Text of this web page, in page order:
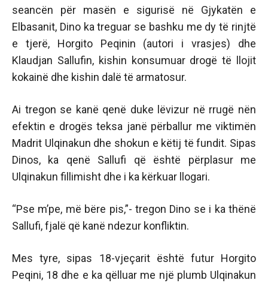
seancën për masën e sigurisë në Gjykatën e
Elbasanit, Dino ka treguar se bashku me dy të rinjtë
e tjerë, Horgito Peqinin (autori i vrasjes) dhe
Klaudjan Sallufin, kishin konsumuar drogë të llojit
kokainë dhe kishin dalë të armatosur.
Ai tregon se kanë qenë duke lëvizur në rrugë nën
efektin e drogës teksa janë përballur me viktimën
Madrit Ulqinakun dhe shokun e këtij të fundit. Sipas
Dinos, ka qenë Sallufi që është përplasur me
Ulqinakun fillimisht dhe i ka kërkuar llogari.
“Pse m’pe, më bëre pis,”- tregon Dino se i ka thënë
Sallufi, fjalë që kanë ndezur konfliktin.
Mes tyre, sipas 18-vjeçarit është futur Horgito
Peqini, 18 dhe e ka qëlluar me një plumb Ulqinakun